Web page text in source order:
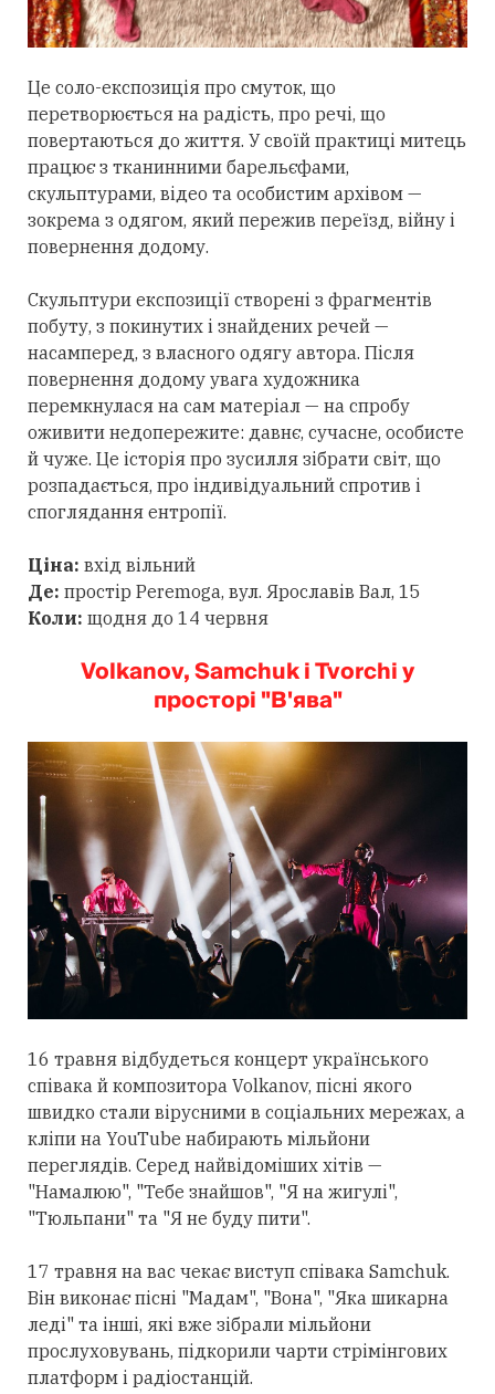
Це соло-експозиція про смуток, що
перетворюється на радість, про речі, що
повертаються до життя. У своїй практиці митець
працює з тканинними барельєфами,
скульптурами, відео та особистим архівом —
зокрема з одягом, який пережив переїзд, війну і
повернення додому.
Скульптури експозиції створені з фрагментів
побуту, з покинутих і знайдених речей —
насамперед, з власного одягу автора. Після
повернення додому увага художника
перемкнулася на сам матеріал — на спробу
оживити недопережите: давнє, сучасне, особисте
й чуже. Це історія про зусилля зібрати світ, що
розпадається, про індивідуальний спротив і
споглядання ентропії.
Ціна: вхід вільний
Де: простір Peremoga, вул. Ярославів Вал, 15
Коли: щодня до 14 червня
Volkanov, Samchuk і Tvorchi у
просторі "В'ява"
16 травня відбудеться концерт українського
співака й композитора Volkanov, пісні якого
швидко стали вірусними в соціальних мережах, а
кліпи на YouTube набирають мільйони
переглядів. Серед найвідоміших хітів —
"Намалюю", "Тебе знайшов", "Я на жигулі",
"Тюльпани" та "Я не буду пити".
17 травня на вас чекає виступ співака Samchuk.
Він виконає пісні "Мадам", "Вона", "Яка шикарна
леді" та інші, які вже зібрали мільйони
прослуховувань, підкорили чарти стрімінгових
платформ і радіостанцій.